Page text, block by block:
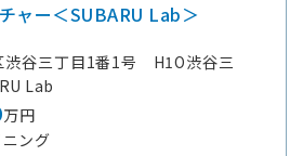
ャー＜SUBARU Lab＞
渋谷三丁目1番1号 H1O渋谷三
Lab
万円
ング